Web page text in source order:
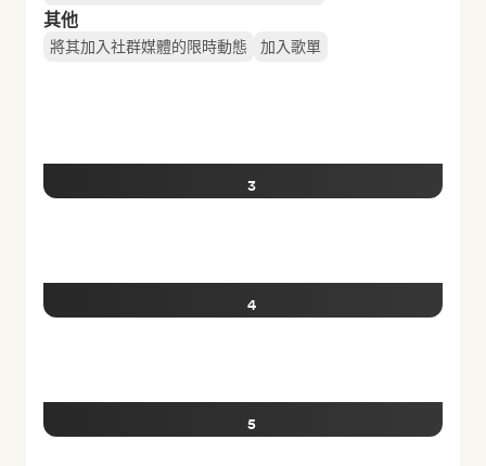
其他
將其加入社群媒體的限時動態 加入歌單
3
4
5